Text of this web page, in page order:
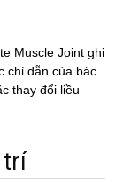
Muscle Joint ghi
chỉ dẫn của bác
thay đổi liều
trí